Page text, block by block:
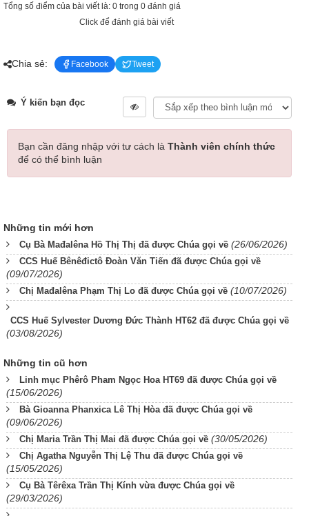
Tổng số điểm của bài viết là: 0 trong 0 đánh giá
Click để đánh giá bài viết
Chia sẻ: Facebook Tweet
Ý kiến bạn đọc
Bạn cần đăng nhập với tư cách là Thành viên chính thức
để có thể bình luận
Những tin mới hơn
Cụ Bà Mađalêna Hồ Thị Thị đã được Chúa gọi về (26/06/2026)
CCS Huế Bênêđictô Đoàn Văn Tiến đã được Chúa gọi về
(09/07/2026)
Chị Mađalêna Phạm Thị Lo đã được Chúa gọi về (10/07/2026)
CCS Huế Sylvester Dương Đức Thành HT62 đã được Chúa gọi về
(03/08/2026)
Những tin cũ hơn
Linh mục Phêrô Pham Ngọc Hoa HT69 đã được Chúa gọi về
(15/06/2026)
Bà Gioanna Phanxica Lê Thị Hòa đã được Chúa gọi về
(09/06/2026)
Chị Maria Trần Thị Mai đã được Chúa gọi về (30/05/2026)
Chị Agatha Nguyễn Thị Lệ Thu đã được Chúa gọi về
(15/05/2026)
Cụ Bà Têrêxa Trần Thị Kính vừa được Chúa gọi về
(29/03/2026)